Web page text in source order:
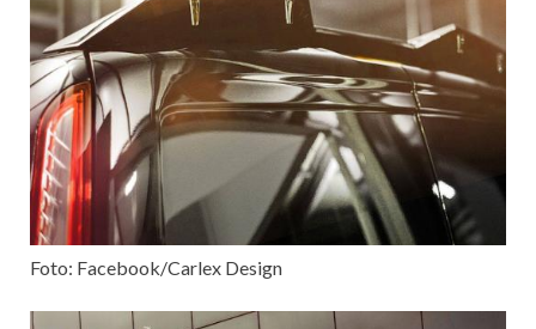
Foto: Facebook/Carlex Design